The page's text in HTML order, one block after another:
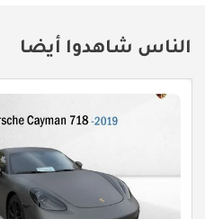
المتحدة. يمكنك زيارة
موقعنا هنا
الناس شاهدوا أيضا